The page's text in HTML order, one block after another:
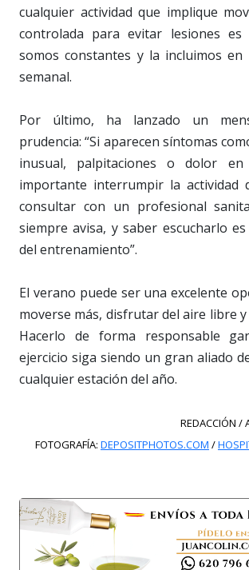
cualquier actividad que implique
controlada para evitar lesiones es
somos constantes y la incluimos
semanal.
Por último, ha lanzado un
prudencia: “Si aparecen síntomas
inusual, palpitaciones o dolor
importante interrumpir la actividad
consultar con un profesional
siempre avisa, y saber escucharlo
del entrenamiento”.
El verano puede ser una excelente
moverse más, disfrutar del aire libre y
Hacerlo de forma responsable
ejercicio siga siendo un gran aliado
cualquier estación del año.
REDACCIÓN /
FOTOGRAFÍA: DEPOSITPHOTOS.COM /